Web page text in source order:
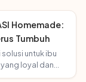
Homemade:
Tumbuh
untuk ibu
loyal dan
kelahiran!